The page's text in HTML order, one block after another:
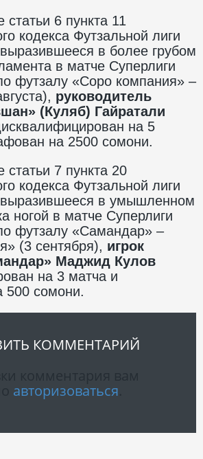
6 пункта 11
кодекса Футзальной лиги
в более грубом
в матче Суперлиги
футзалу «Соро компания» –
руководитель
(Куляб) Гайратали
на 5
на 2500 сомони.
7 пункта 20
кодекса Футзальной лиги
выразившееся в умышленном
ногой в матче Суперлиги
футзалу «Самандар» –
(3 сентября), игрок
Маджид Кулов
на 3 матча и
500 сомони.
КОММЕНТАРИЙ
авторизоваться